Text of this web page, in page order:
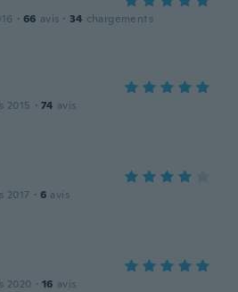
· 66 avis · 34 chargements
2015 · 74 avis
2017 · 6 avis
2020 · 16 avis